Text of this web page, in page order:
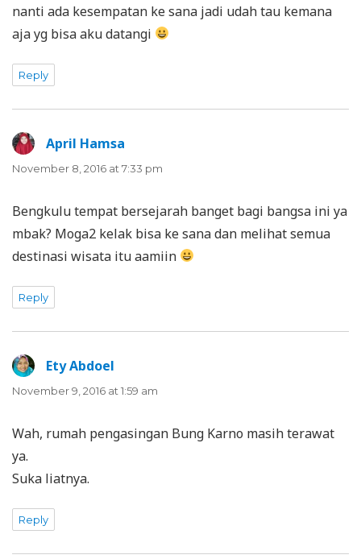
nanti ada kesempatan ke sana jadi udah tau kemana
aja yg bisa aku datangi
Reply
April Hamsa
November 8, 2016 at 7:33 pm
Bengkulu tempat bersejarah banget bagi bangsa ini ya
mbak? Moga2 kelak bisa ke sana dan melihat semua
destinasi wisata itu aamiin
Reply
Ety Abdoel
November 9, 2016 at 1:59 am
Wah, rumah pengasingan Bung Karno masih terawat
ya.
Suka liatnya.
Reply